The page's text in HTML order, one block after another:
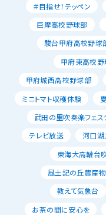
＃目指せ！テッペン
巨摩高校野球部
駿台甲府高校野球
甲府東高校野
甲府城西高校野球部
ミニトマト収穫体験
武田の里吹奏楽フェス
テレビ放送
河口湖
東海大高輪台
風土記の丘農産
教えて気象台
お茶の間に安心を